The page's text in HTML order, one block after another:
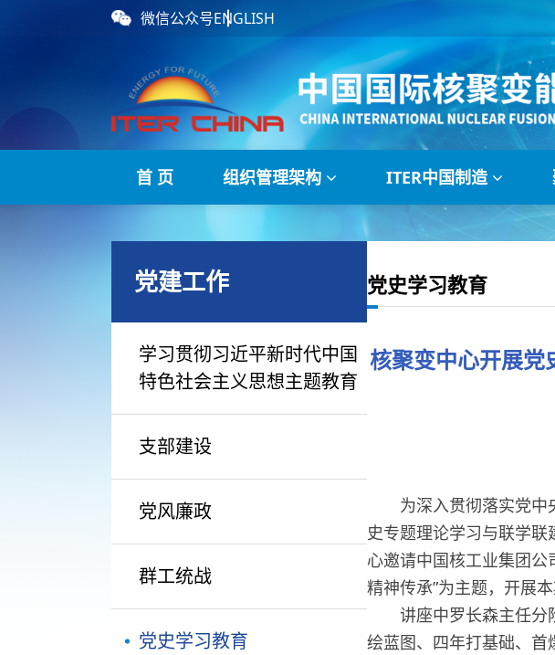
微信公众号ENGLISH
首 页 组织管理架构 ITER中国制造
党建工作
学习贯彻习近平新时代中国
特色社会主义思想主题教育
支部建设
党风廉政
群工统战
党史学习教育
党史学习教育
核聚变中心开展
为深入贯彻落实党中
史专题理论学习与联学
心邀请中国核工业集团公
精神传承”为主题，开展
讲座中罗长森主任分阶
绘蓝图、四年打基础、首